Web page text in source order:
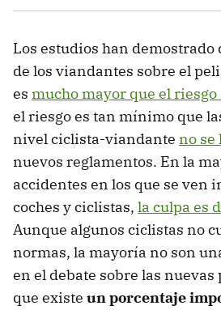
Los estudios han demostrado
de los viandantes sobre el
es mucho mayor que el riesgo
el riesgo es tan mínimo que
nivel ciclista-viandante no
nuevos reglamentos. En la
accidentes en los que se ven
coches y ciclistas, la culpa es
Aunque algunos ciclistas no
normas, la mayoría no son
en el debate sobre las
que existe un porcentaje